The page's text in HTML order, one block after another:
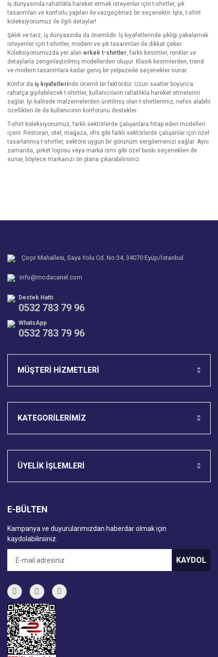
İş dünyasında rahatlıkla hareket etmek isteyenler için t-shirtler, şık
tasarımları ve konforlu yapıları ile vazgeçilmez bir seçenektir. İşte, t-shirt
koleksiyonumuz ile ilgili detaylar!
Şıklık ve tarz, iş dünyasında da önemlidir. İş kıyafetlerinde şıklığı yakalamak
isteyenler için t-shirtler, modern ve şık tasarımları ile dikkat çeker.
Koleksiyonumuzda yer alan erkek t-shirtler, farklı kesimler, renkler ve
detaylarla zenginleştirilmiş modellerden oluşur. Klasik kesimlerden, trend
ve modern tasarımlara kadar geniş bir yelpazede seçenekler sunar.
Konfor da iş kıyafetlerinde önemli bir faktördür. Uzun saatler boyunca
rahatça giyilebilecek t-shirtler, kullanıcıların rahatlıkla hareket etmelerini
sağlar. İyi kalitede malzemelerden üretilmiş olan t-shirtlerimiz, nefes alabilir
özellikleri ile de kullanıcının konforunu destekler.
T-shirt koleksiyonumuz, farklı sektörlerde çalışanlara hitap eden modelleri
içerir. Restoran, otel, mağaza, ofis gibi farklı sektörlerde çalışanlar için özel
tasarlanmış t-shirtler, sektöre uygun bir görünüm sergilemenizi sağlar. Aynı
zamanda, şirket logosu veya marka ismi gibi özel baskı seçenekleri de
sunar, böylece markanızı ön plana çıkarabilirsiniz.
Çırçır Mahallesi, Saya Yolu Cd. No:34, 34070 Eyüp/İstanbul
info@modacanel.com
Destek Hattı
0532 783 79 96
WhatsApp
0532 783 79 96
MÜŞTERİ HİZMETLERİ
KATEGORİLERİMİZ
ÜYELİK İŞLEMLERİ
E-BÜLTEN
Kampanya ve duyurularımızdan haberdar olmak için
kaydolabilirsiniz.
KAYDOL